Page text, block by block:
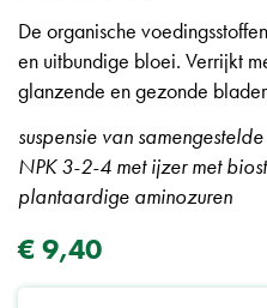
De organische
en uitbundige bloei. Verrijkt
glanzende en gezonde
suspensie van
NPK 3-2-4 met ijzer met
plantaardige aminozuren
€9,40